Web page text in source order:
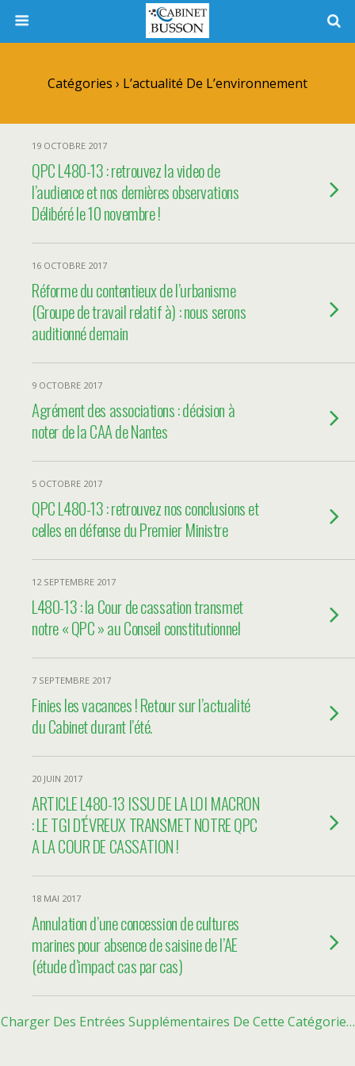
Catégories › L’actualité De L’environnement
19 OCTOBRE 2017
QPC L480-13 : retrouvez la video de
l’audience et nos dernières observations
Délibéré le 10 novembre !
16 OCTOBRE 2017
Réforme du contentieux de l’urbanisme
(Groupe de travail relatif à) : nous serons
auditionné demain
9 OCTOBRE 2017
Agrément des associations : décision à
noter de la CAA de Nantes
5 OCTOBRE 2017
QPC L480-13 : retrouvez nos conclusions et
celles en défense du Premier Ministre
12 SEPTEMBRE 2017
L480-13 : la Cour de cassation transmet
notre « QPC » au Conseil constitutionnel
7 SEPTEMBRE 2017
Finies les vacances ! Retour sur l’actualité
du Cabinet durant l’été.
20 JUIN 2017
ARTICLE L480-13 ISSU DE LA LOI MACRON
: LE TGI D’ÉVREUX TRANSMET NOTRE QPC
A LA COUR DE CASSATION !
18 MAI 2017
Annulation d’une concession de cultures
marines pour absence de saisine de l’AE
(étude d’impact cas par cas)
Charger Des Entrées Supplémentaires De Cette Catégorie…